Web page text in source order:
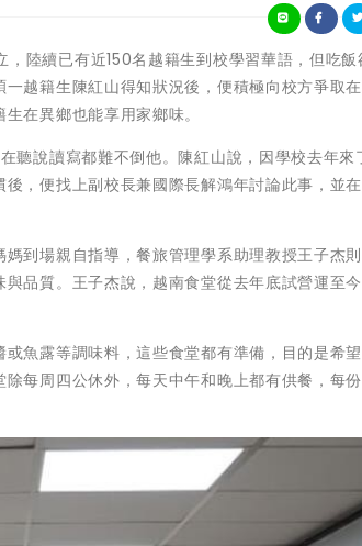
陸續已有近150名越籍生到校學習華語，但吃飯
越籍生陳紅山得知狀況後，便積極向校方爭取
在異鄉也能享用家鄉味。
聽說讀寫都難不倒他。陳紅山說，因學校去年來
，便找上副校長兼國際長解鴻年討論此事，並
到場親自指導，餐旅管理學系助理教授王子杰
品質。王子杰說，越南食堂從去年底試營運至
魚露等調味料，這些食堂都有準備，目的是希
每周四公休外，每天中午和晚上都有供餐，每